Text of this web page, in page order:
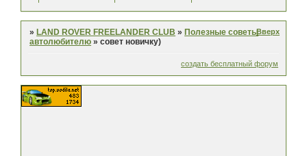
» LAND ROVER FREELANDER CLUB » Полезные советы
автолюбителю »совет новичку)
Вверх
создать бесплатный форум